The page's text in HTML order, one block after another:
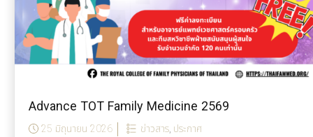
Advance TOT Family Medicine 2569
25 มิถุนายน 2026 ข่าวสาร, ประกาศ